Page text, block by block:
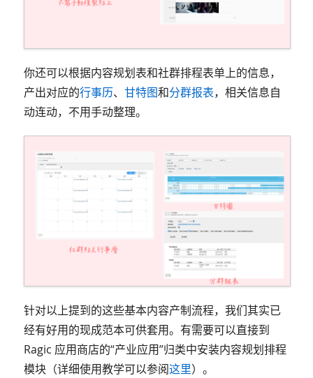
你还可以根据内容规划表和社群排程表单上的信息，
产出对应的行事历、 甘特图和分群报表，相关信息自
动连动，不用手动整理。
针对以上提到的这些基本内容产制流程，我们其实已
经有好用的现成范本可供套用。有需要可以直接到
Ragic 应用商店的“产业应用”归类中安装内容规划排程
模块（详细使用教学可以参阅这里）。